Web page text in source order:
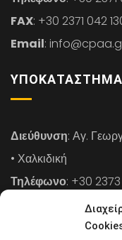
FAX: +30 2371 042
Email:
ΥΠΟΚΑΤΆΣΤΗΜΑ
Διεύθυνση: Αγ.
• Χαλκιδική
Τηλέφωνο: +30
: +30 2373 026
: